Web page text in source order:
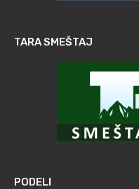
TARA SMEŠTAJ
PODELI